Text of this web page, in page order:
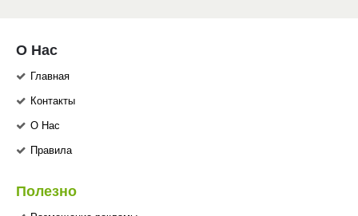
О Нас
Главная
Контакты
О Нас
Правила
Полезно